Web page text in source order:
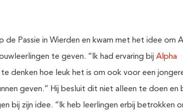
de Passie in Wierden en kwam met het idee om
te geven. “Ik had ervaring bij Alpha
denken hoe leuk het is om ook voor een
geven.” Hij besluit dit niet alleen te doen en
bij zijn idee. “Ik heb leerlingen erbij betrokken